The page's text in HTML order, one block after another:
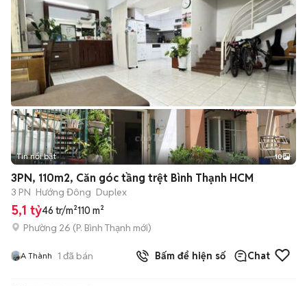
+2
Tin nổi bật 10
3PN, 110m2, Căn góc tầng trệt Bình Thạnh HCM
3 PN Hướng Đông Duplex
5,1 tỷ46 tr/m²110 m²
Phường 26 (P. Bình Thạnh mới)
A Thành 1 đã bán Bấm để hiện số Chat